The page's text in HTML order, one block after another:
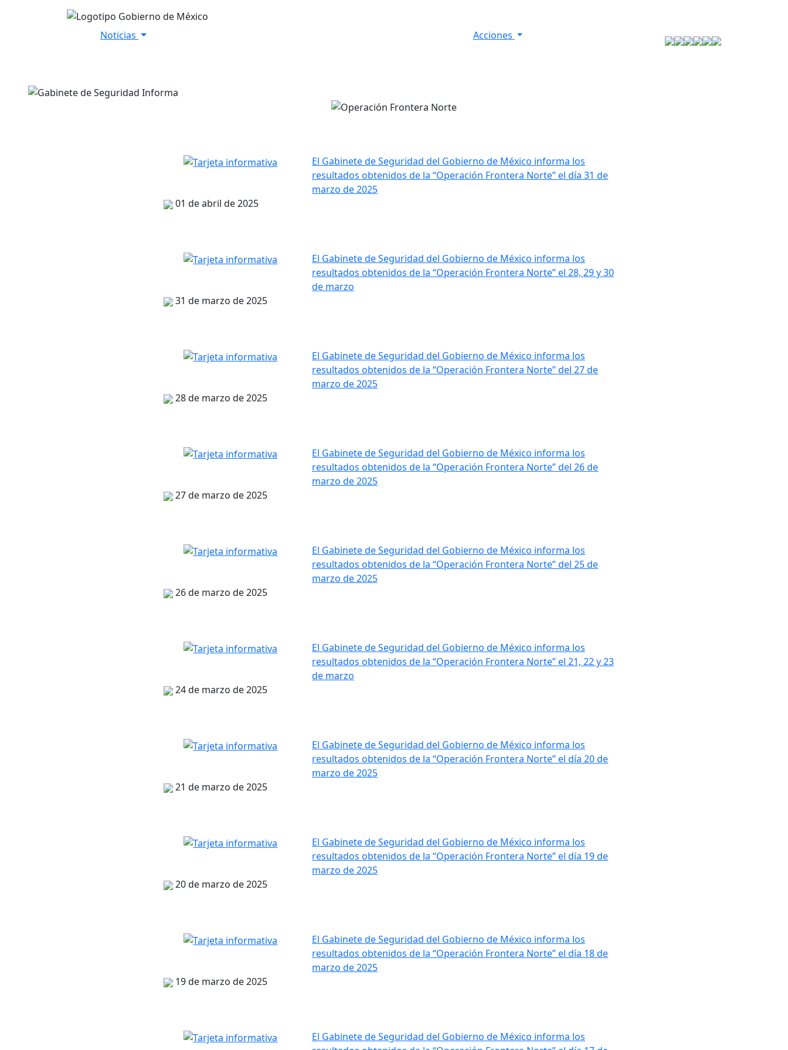
Noticias Acciones
El Gabinete de Seguridad del Gobierno de México informa los
resultados obtenidos de la “Operación Frontera Norte” el día 31 de
marzo de 2025
01 de abril de 2025
El Gabinete de Seguridad del Gobierno de México informa los
resultados obtenidos de la “Operación Frontera Norte” el 28, 29 y 30
de marzo
31 de marzo de 2025
El Gabinete de Seguridad del Gobierno de México informa los
resultados obtenidos de la “Operación Frontera Norte” del 27 de
marzo de 2025
28 de marzo de 2025
El Gabinete de Seguridad del Gobierno de México informa los
resultados obtenidos de la “Operación Frontera Norte” del 26 de
marzo de 2025
27 de marzo de 2025
El Gabinete de Seguridad del Gobierno de México informa los
resultados obtenidos de la “Operación Frontera Norte” del 25 de
marzo de 2025
26 de marzo de 2025
El Gabinete de Seguridad del Gobierno de México informa los
resultados obtenidos de la “Operación Frontera Norte” el 21, 22 y 23
de marzo
24 de marzo de 2025
El Gabinete de Seguridad del Gobierno de México informa los
resultados obtenidos de la “Operación Frontera Norte” el día 20 de
marzo de 2025
21 de marzo de 2025
El Gabinete de Seguridad del Gobierno de México informa los
resultados obtenidos de la “Operación Frontera Norte” el día 19 de
marzo de 2025
20 de marzo de 2025
El Gabinete de Seguridad del Gobierno de México informa los
resultados obtenidos de la “Operación Frontera Norte” el día 18 de
marzo de 2025
19 de marzo de 2025
El Gabinete de Seguridad del Gobierno de México informa los